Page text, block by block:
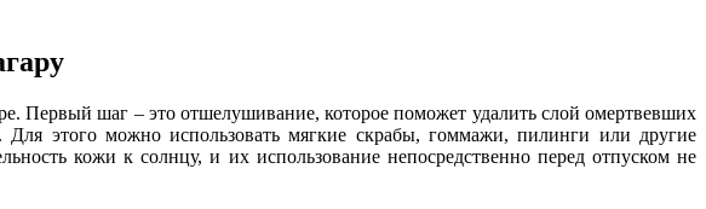
Первый шаг – это отшелушивание, которое поможет удалить слой омертвевших
Для этого можно использовать мягкие скрабы, гоммажи, пилинги или другие
кожи к солнцу, и их использование непосредственно перед отпуском не